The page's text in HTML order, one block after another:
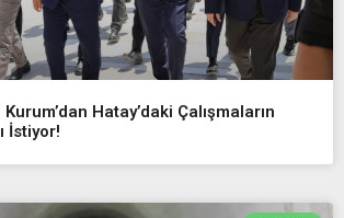
Hatay’daki Çalışmaların
İstiyor!